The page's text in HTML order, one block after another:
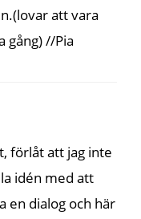
att vara
gång) //Pia
förlåt att jag inte
idén med att
en dialog och här